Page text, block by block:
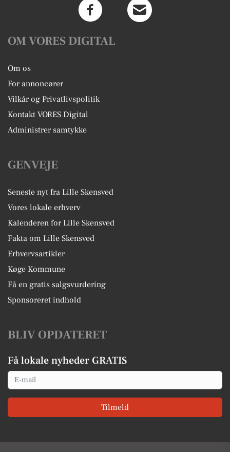
OM VORES DIGITAL
Om os
For annoncører
Vilkår og Privatlivspolitik
Kontakt VORES Digital
Administrer samtykke
GENVEJE
Seneste nyt fra Lille Skensved
Vores lokale erhverv
Kalenderen for Lille Skensved
Fakta om Lille Skensved
Erhvervsartikler
Køge Kommune
Få en gratis salgsvurdering
Sponsoreret indhold
BLIV OPDATERET
Få lokale nyheder GRATIS
Email
Tilmeld